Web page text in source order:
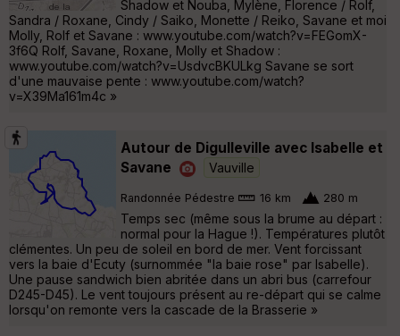
Shadow et Nouba, Mylène, Florence / Rolf,
Sandra / Roxane, Cindy / Saiko, Monette / Reiko, Savane et moi
Molly, Rolf et Savane : www.youtube.com/watch?v=FEGomX-
3f6Q Rolf, Savane, Roxane, Molly et Shadow :
www.youtube.com/watch?v=UsdvcBKULkg Savane se sort
d'une mauvaise pente : www.youtube.com/watch?
v=X39Ma161m4c »
Autour de Digulleville avec Isabelle et
Savane
Vauville
Randonnée Pédestre 16 km 280 m
Temps sec (même sous la brume au départ :
normal pour la Hague !). Températures plutôt
clémentes. Un peu de soleil en bord de mer. Vent forcissant
vers la baie d'Ecuty (surnommée "la baie rose" par Isabelle).
Une pause sandwich bien abritée dans un abri bus (carrefour
D245-D45). Le vent toujours présent au re-départ qui se calme
lorsqu'on remonte vers la cascade de la Brasserie »